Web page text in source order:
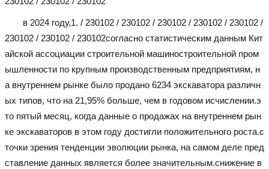
в 2024 году,1. / 230102 / 230102 / 230102 / 230102 / 230102 /
230102 / 230102 / 230102согласно статистическим данным Кит
айской ассоциации строительной машиностроительной пром
ышленности по крупным производственным предприятиям, н
а внутреннем рынке было продано 6234 экскаватора различн
ых типов, что на 21,95% больше, чем в годовом исчислении.э
то пятый месяц, когда данные о продажах на внутреннем рын
ке экскаваторов в этом году достигли положительного роста.с
точки зрения тенденции эволюции рынка, на самом деле пред
ставление данных является более значительным.снижение в